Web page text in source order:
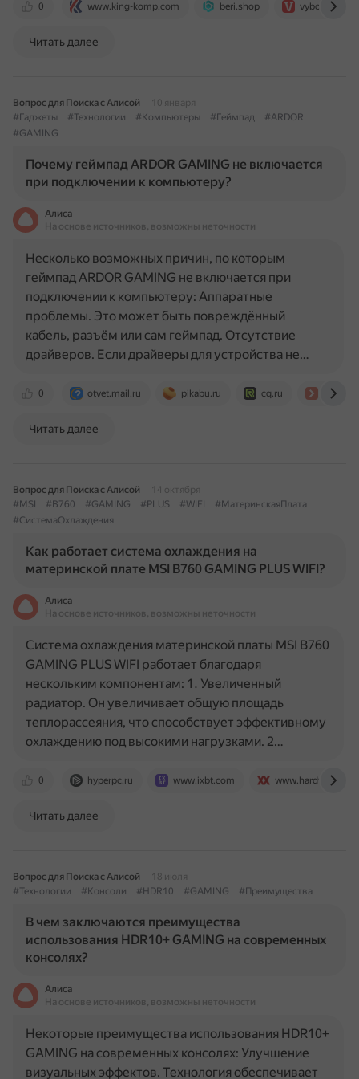
0 www.king-komp.com beri.shop
Читать далее
Вопрос для Поиска с Алисой
10 января
#Гаджеты
#Технологии #Компьютеры #Геймпад
#ARDOR
#GAMING
Почему геймпад ARDOR GAMING не включается
при подключении к компьютеру?
Алиса
На основе источников, возможны неточности
0 otvet.mail.ru pikabu.ru cq.ru
Несколько возможных причин, по которым
геймпад ARDOR GAMING не включается при
подключении к компьютеру: Аппаратные
проблемы. Это может быть повреждённый
кабель, разъём или сам геймпад. Отсутствие
драйверов. Если драйверы для устройства не…
Читать далее
Вопрос для Поиска с Алисой
14 октября
#MSI
#B760 #GAMING #PLUS #WIFI
#МатеринскаяПлата
#СистемаОхлаждения
Как работает система охлаждения на
материнской плате MSI B760 GAMING PLUS WIFI?
Алиса
На основе источников, возможны неточности
0 hyperpc.ru www.ixbt.com
Система охлаждения материнской платы MSI B760
GAMING PLUS WIFI работает благодаря
нескольким компонентам: 1. Увеличенный
радиатор. Он увеличивает общую площадь
теплорассеяния, что способствует эффективному
охлаждению под высокими нагрузками. 2…
Читать далее
Вопрос для Поиска с Алисой
18 июля
#Технологии
#Консоли #HDR10 #GAMING #Преимущества
В чем заключаются преимущества
использования HDR10+ GAMING на современных
консолях?
Алиса
На основе источников, возможны неточности
Некоторые преимущества использования HDR10+
GAMING на современных консолях: Улучшение
визуальных эффектов. Технология обеспечивает